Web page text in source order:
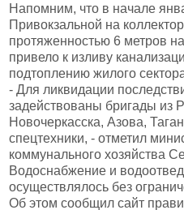
Напомним, что в начале
Привокзальной на
протяженностью 6 метров
привело к изливу
подтоплению жилого
- Для ликвидации
задействованы бригады из
Новочеркасска, Азова,
спецтехники, - отметил
коммунального хозяйства
Водоснабжение и
осуществлялось без
Об этом сообщил сайт